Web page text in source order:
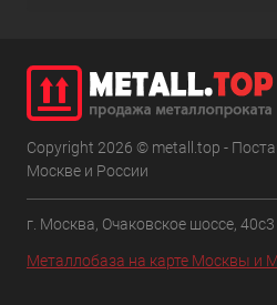
Copyright 2026 © metall.top -
Москве и России
г. Москва, Очаковское шоссе, 40с3
Металлобаза на карте Москвы и